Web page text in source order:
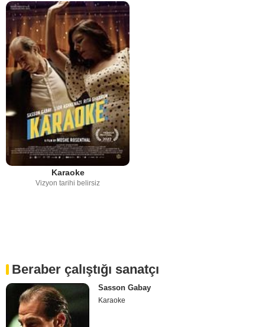
Karaoke
Vizyon tarihi belirsiz
Beraber çalıştığı sanatçı
Sasson Gabay
Karaoke